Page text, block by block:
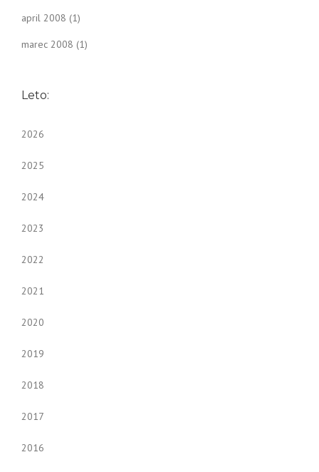
april 2008 (1)
marec 2008 (1)
Leto:
2026
2025
2024
2023
2022
2021
2020
2019
2018
2017
2016